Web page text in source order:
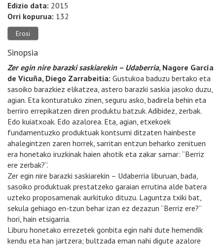
Edizio data: 2015
Orri kopurua: 132
Erosi
Sinopsia
Zer egin nire barazki saskiarekin – Udaberria, Nagore García
de Vicuña, Diego Zarrabeitia: Gustukoa baduzu bertako eta
sasoiko barazkiez elikatzea, astero barazki saskia jasoko duzu,
agian. Eta konturatuko zinen, seguru asko, badirela behin eta
berriro errepikatzen diren produktu batzuk. Adibidez, zerbak.
Edo kuiatxoak. Edo azalorea. Eta, agian, etxekoek
fundamentuzko produktuak kontsumi ditzaten hainbeste
ahalegintzen zaren horrek, sarritan entzun beharko zenituen
era honetako iruzkinak haien ahotik eta zakar samar: “Berriz
ere zerbak?”.
Zer egin nire barazki saskiarekin – Udaberria liburuan, bada,
sasoiko produktuak prestatzeko garaian errutina alde batera
uzteko proposamenak aurkituko dituzu. Laguntza txiki bat,
sekula gehiago en-tzun behar izan ez dezazun “Berriz ere?”
hori, hain etsigarria.
Liburu honetako errezetek gonbita egin nahi dute hemendik
kendu eta han jartzera; bultzada eman nahi digute azalore